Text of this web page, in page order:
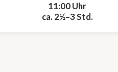
11:00 Uhr
ca. 2½–3 Std.